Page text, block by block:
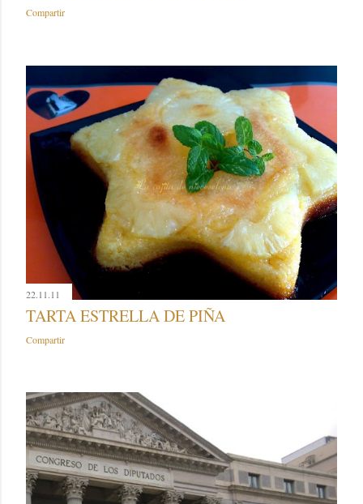
Compartir
22.11.11
TARTA ESTRELLA DE PIÑA
Compartir